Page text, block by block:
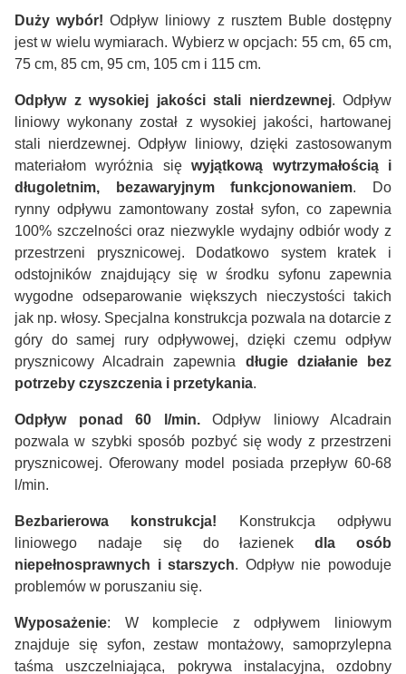
Duży wybór!Odpływ liniowy z rusztem Buble dostępny
jest w wielu wymiarach. Wybierz w opcjach: 55 cm, 65 cm,
75 cm, 85 cm, 95 cm, 105 cm i 115 cm.
Odpływ z wysokiej jakości stali nierdzewnej. Odpływ
liniowy wykonany został z wysokiej jakości, hartowanej
stali nierdzewnej. Odpływ liniowy, dzięki zastosowanym
materiałom wyróżnia sięwyjątkową wytrzymałością i
długoletnim, bezawaryjnym funkcjonowaniem. Do
rynny odpływu zamontowany został syfon, co zapewnia
100% szczelności oraz niezwykle wydajny odbiór wody z
przestrzeni prysznicowej. Dodatkowo system kratek i
odstojników znajdujący się w środku syfonu zapewnia
wygodne odseparowanie większych nieczystości takich
jak np. włosy. Specjalna konstrukcja pozwala na dotarcie z
góry do samej rury odpływowej, dzięki czemu odpływ
prysznicowy Alcadrain zapewnia długie działanie bez
potrzeby czyszczenia i przetykania.
Odpływ ponad 60 l/min. Odpływ liniowy Alcadrain
pozwala w szybki sposób pozbyć się wody z przestrzeni
prysznicowej. Oferowany model posiada przepływ 60-68
l/min.
Bezbarierowa konstrukcja! Konstrukcja odpływu
liniowego nadaje się do łazienekdla osób
niepełnosprawnych i starszych. Odpływ nie powoduje
problemów w poruszaniu się.
Wyposażenie: W komplecie z odpływem liniowym
znajduje się syfon, zestaw montażowy, samoprzylepna
taśma uszczelniająca, pokrywa instalacyjna, ozdobny